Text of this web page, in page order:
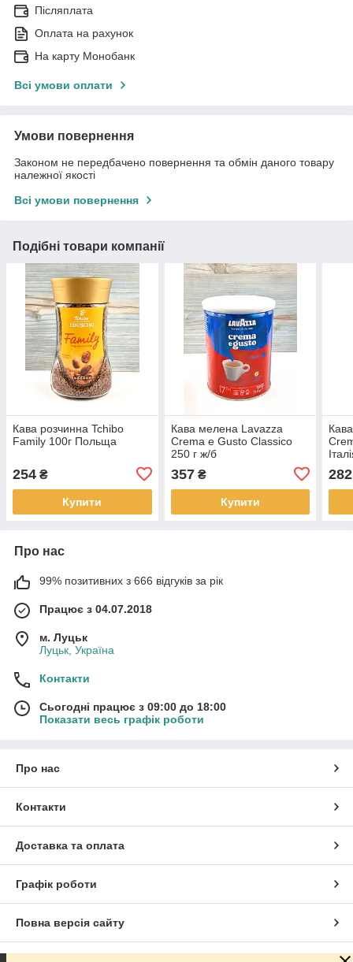
Післяплата
Оплата на рахунок
На карту Монобанк
Всі умови оплати
Умови повернення
Законом не передбачено повернення та обмін даного товару
належної якості
Всі умови повернення
Подібні товари компанії
Кава розчинна Tchibo
Family 100г Польща
254 ₴
Купити
Кава мелена Lavazza
Crema e Gusto Classico
250 г ж/б
357₴
Купити
282
Про нас
99% позитивних з 666 відгуків за рік
Працює з 04.07.2018
м. Луцьк
Луцьк, Україна
Контакти
Сьогодні працює з 09:00 до 18:00
Показати весь графік роботи
Про нас
Контакти
Доставка та оплата
Графік роботи
Повна версія сайту